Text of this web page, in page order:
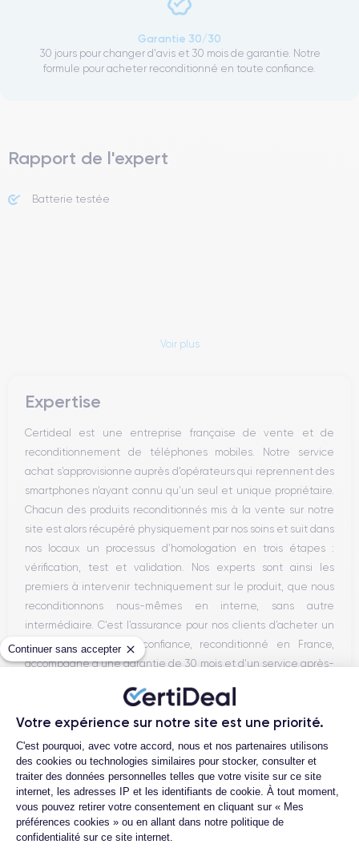
Continuer sans accepter
Votre expérience sur notre site est une priorité.
Plateforme de Gestion du
C'est pourquoi, avec votre accord, nous et nos partenaires utilisons
des cookies ou technologies similaires pour stocker, consulter et
traiter des données personnelles telles que votre visite sur ce site
internet, les adresses IP et les identifiants de cookie. À tout moment,
vous pouvez retirer votre consentement en cliquant sur « Mes
préférences cookies » ou en allant dans notre politique de
confidentialité sur ce site internet.
Garantie 30/30
30 jours pour changer d'avis et 30 mois de garantie. Notre
formule pour acheter reconditionné en toute confiance.
Rapport de l'expert
Batterie testée
Voir plus
Expertise
Certideal est une entreprise française de vente et de
reconditionnement de téléphones mobiles. Notre service
achat s’approvisionne auprès d’opérateurs qui reprennent des
smartphones n’ayant connu qu’un seul et unique propriétaire.
Chacun des produits reconditionnés mis à la vente sur notre
site est alors récupéré physiquement par nos soins et suit dans
nos locaux un processus d’homologation en trois étapes :
vérification, test et validation. Nos experts sont ainsi les
premiers à intervenir techniquement sur le produit, que nous
reconditionnons nous-mêmes en interne, sans autre
intermédiaire. C’est l’assurance pour nos clients d’acheter un
téléphone en toute confiance, reconditionné en France,
accompagné d’une garantie de 30 mois et d’un service après-
Parcours d'un Smartphone